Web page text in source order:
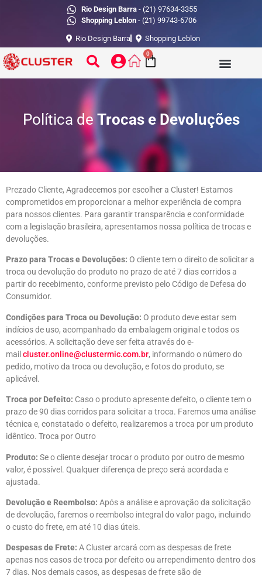
Rio Design Barra- (21) 97634-3355
Shopping Leblon - (21) 99743-6706
Rio Design Barra Shopping Leblon
0
Política de Trocas e Devoluções
Prezado Cliente, Agradecemos por escolher a Cluster! Estamos
comprometidos em proporcionar a melhor experiência de compra
para nossos clientes. Para garantir transparência e conformidade
com a legislação brasileira, apresentamos nossa política de trocas e
devoluções.
Prazo para Trocas e Devoluções: O cliente tem o direito de solicitar a
troca ou devolução do produto no prazo de até 7 dias corridos a
partir do recebimento, conforme previsto pelo Código de Defesa do
Consumidor.
Condições para Troca ou Devolução: O produto deve estar sem
indícios de uso, acompanhado da embalagem original e todos os
acessórios. A solicitação deve ser feita através do e-
mail cluster.online@clustermic.com.br, informando o número do
pedido, motivo da troca ou devolução, e fotos do produto, se
aplicável.
Troca por Defeito: Caso o produto apresente defeito, o cliente tem o
prazo de 90 dias corridos para solicitar a troca. Faremos uma análise
técnica e, constatado o defeito, realizaremos a troca por um produto
idêntico. Troca por Outro
Produto: Se o cliente desejar trocar o produto por outro de mesmo
valor, é possível. Qualquer diferença de preço será acordada e
ajustada.
Devolução e Reembolso: Após a análise e aprovação da solicitação
de devolução, faremos o reembolso integral do valor pago, incluindo
o custo do frete, em até 10 dias úteis.
Despesas de Frete: A Cluster arcará com as despesas de frete
apenas nos casos de troca por defeito ou arrependimento dentro dos
7 dias. Nos demais casos, as despesas de frete são de